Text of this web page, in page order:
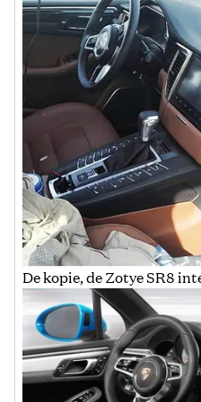
De kopie, de Zotye SR8